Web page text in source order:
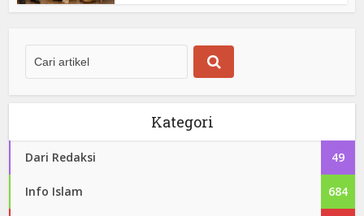
Kategori
Dari Redaksi 49
Info Islam 684